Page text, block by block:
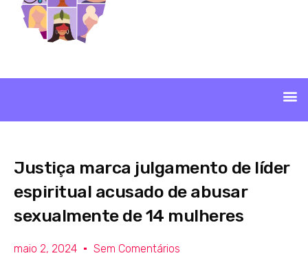
Justiça marca julgamento de líder
espiritual acusado de abusar
sexualmente de 14 mulheres
maio 2, 2024 Sem Comentários